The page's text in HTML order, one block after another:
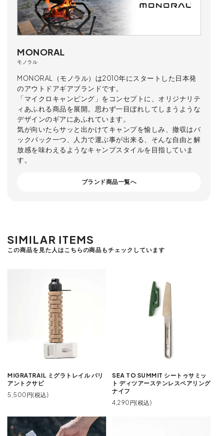
MONORAL
モノラル
MONORAL（モノラル）は2010年にスタートした日本発
のアウトドアギアブランドです。
「マイクロキャンピング」をコンセプトに、オリジナリテ
ィあふれる商品を展開。思わず一目ぼれしてしまうような
デザインのギアにあふれています。
気が向いたらサッと出かけてキャンプを愉しみ、撤収はバ
ックパック一つ、人力で運ぶ事が出来る、そんな自由と解
放感を味わえるようなキャンプスタイルを目指していま
す。
ブランド商品一覧へ
SIMILAR ITEMS
この商品を見た人はこちらの商品もチェックしています
MIGRATRAIL ミグラトレイル バリ
アントクサビ
5,500円(税込)
SEA TO SUMMIT シートゥサミッ
ト ディツアーステンレスペアリング
ナイフ
4,290円(税込)